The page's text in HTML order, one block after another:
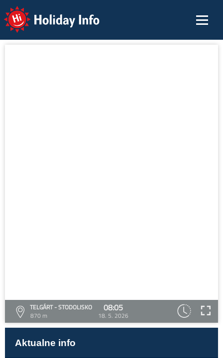
Holiday Info
TELGÁRT - STODOLISKO
870 m
08:05
18. 5. 2026
Aktualne info